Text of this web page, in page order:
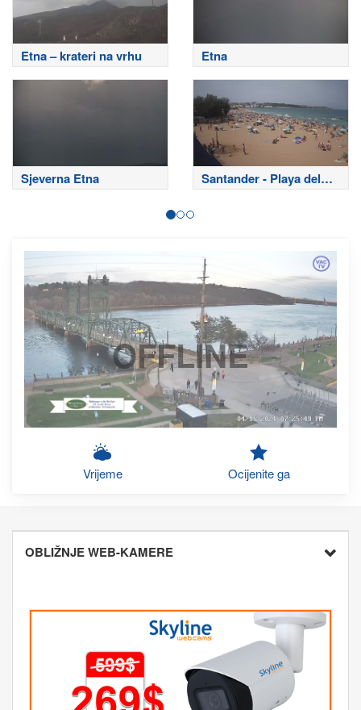
Etna – krateri na vrhu Etna
Sjeverna Etna
Santander - Playa del
Sardinero
OFFLINE
Vrijeme Ocijenite ga
OBLIŽNJE WEB-KAMERE